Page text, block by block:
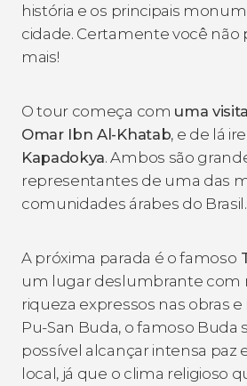
história e os principais
cidade. Certamente você não
mais!
O tour começa com uma
Omar Ibn Al-Khatab, e de lá
Kapadokya. Ambos são
representantes de uma das
comunidades árabes do Brasil.
A próxima parada é o famoso
um lugar deslumbrante com
riqueza expressos nas obras e
Pu-San Buda, o famoso Buda
possível alcançar intensa paz
local, já que o clima religioso